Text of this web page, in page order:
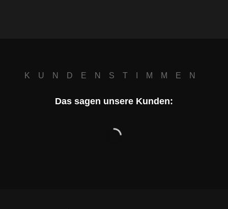
KUNDENSTIMMEN
Das sagen unsere Kunden: